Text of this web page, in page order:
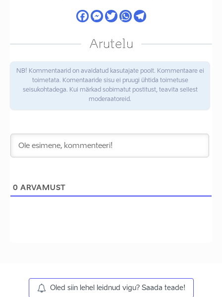
Arutelu
NB! Kommentaarid on avaldatud kasutajate poolt. Kommentaare ei
toimetata. Komentaaride sisu ei pruugi ühtida toimetuse
seisukohtadega. Kui märkad sobimatut postitust, teavita sellest
moderaatoreid.
0 ARVAMUST
Oled siin lehel leidnud vigu? Saada teade!